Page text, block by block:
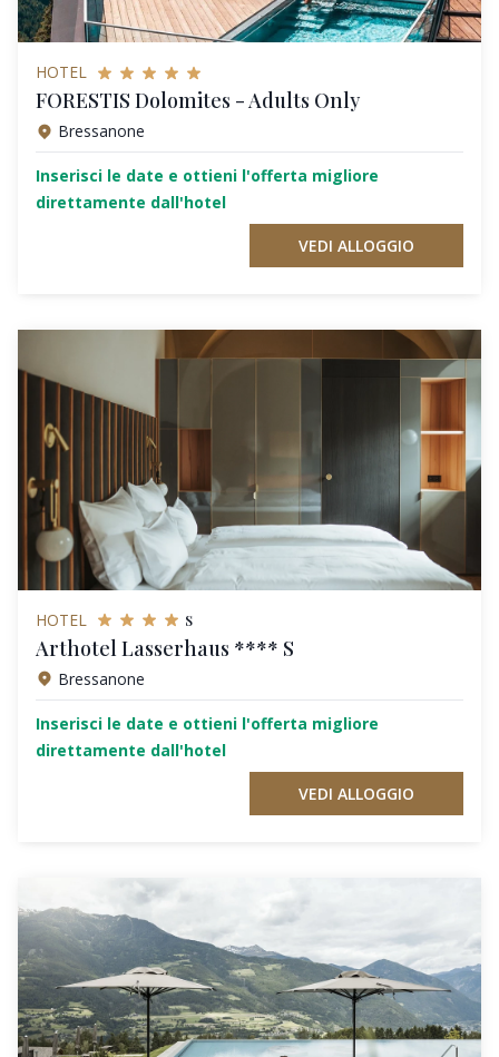
HOTEL
FORESTIS Dolomites - Adults Only
Bressanone
Inserisci le date e ottieni l'offerta migliore
direttamente dall'hotel
VEDI ALLOGGIO
HOTEL s
Arthotel Lasserhaus **** S
Bressanone
Inserisci le date e ottieni l'offerta migliore
direttamente dall'hotel
VEDI ALLOGGIO